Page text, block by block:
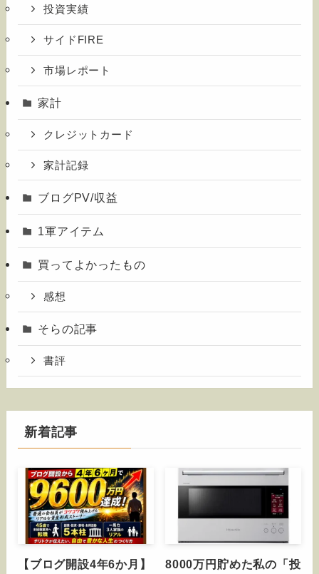
投資実績
サイドFIRE
市場レポート
家計
クレジットカード
家計記録
ブログPV/収益
1軍アイテム
買ってよかったもの
感想
そらの記事
書評
新着記事
【ブログ開設4年6か月】
8000万円貯めた私の「投